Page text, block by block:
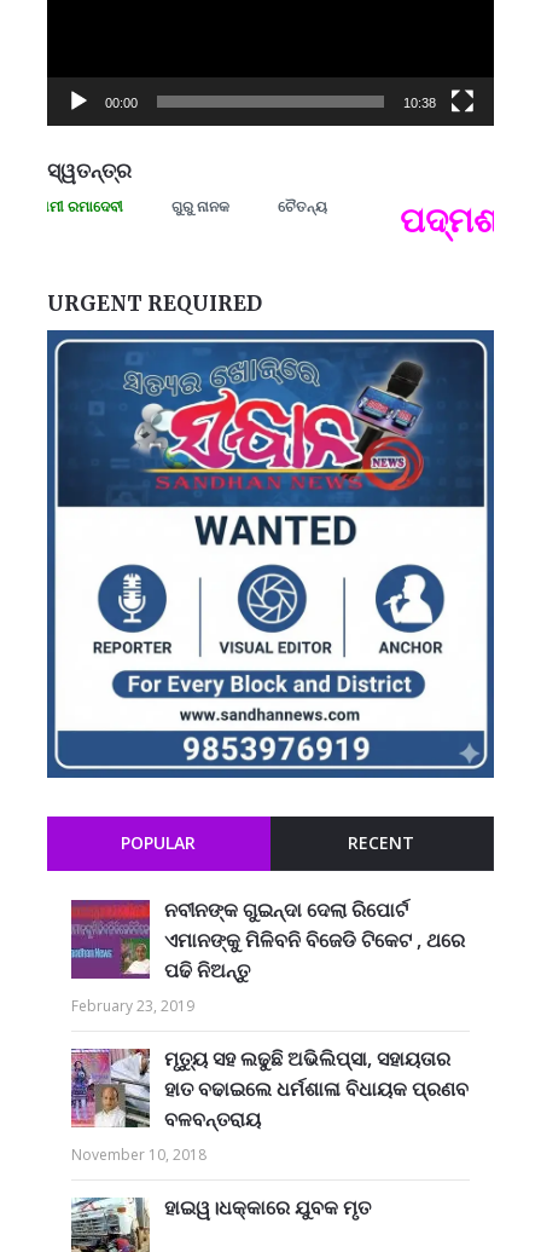
00:00 10:38
ସ୍ୱତନ୍ତ୍ର
ରମାଦେବୀ ଗୁରୁ ନାନକ ଚୈତନ୍ୟ ପଦ୍ମଶ୍ରୀ
URGENT REQUIRED
POPULAR RECENT
ନବୀନଙ୍କ ଗୁଇନ୍ଦା ଦେଲା ରିପୋର୍ଟ
ଏମାନଙ୍କୁ ମିଳିବନି ବିଜେଡି ଟିକେଟ , ଥରେ
ପଢି ନିଅନ୍ତୁ
February 23, 2019
ମୃତ୍ୟୁ ସହ ଲଢୁଛି ଅଭିଲିପ୍ସା, ସହାୟତାର
ହାତ ବଢାଇଲେ ଧର୍ମଶାଳା ବିଧାୟକ ପ୍ରଣବ
ବଳବନ୍ତରାୟ
November 10, 2018
ହାଇୱ।ଧକ୍କାରେ ଯୁବକ ମୃତ